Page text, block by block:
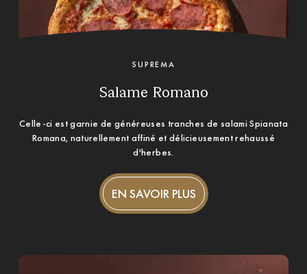
SUPREMA
Salame Romano
Celle-ci est garnie de généreuses tranches de salami Spianata
Romana, naturellement affiné et délicieusement rehaussé
d'herbes.
EN SAVOIR PLUS